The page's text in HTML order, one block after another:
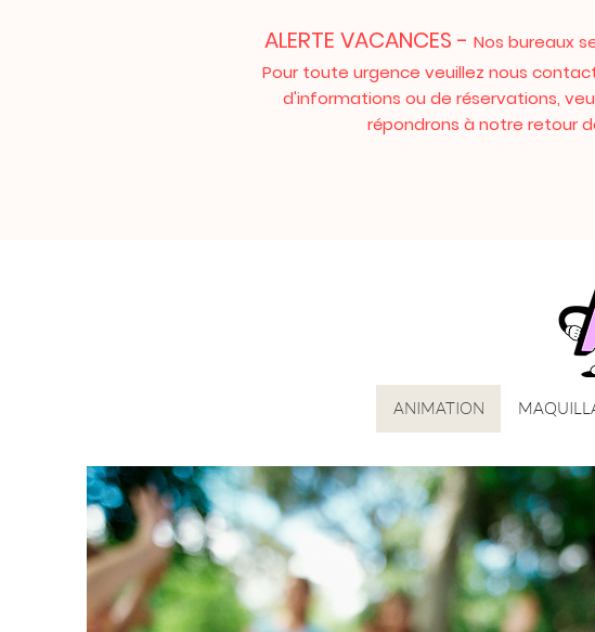
ALERTE VACANCES - Nos bureaux
Pour toute urgence veuillez nous
d'informations ou de réservations,
répondrons à notre retour
ANIMATION